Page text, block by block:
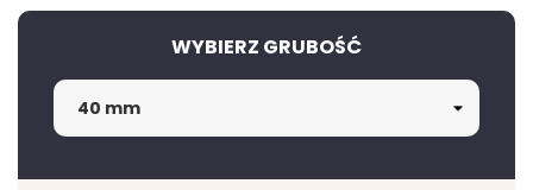
WYBIERZ GRUBOŚĆ